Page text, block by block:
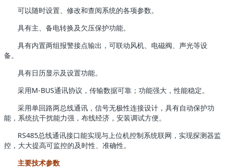
可以随时设置、修改和查阅系统的各项参数。
具有主、备电转换及欠压保护功能。
具有内置两组报警接点输出，可联动风机、电磁阀、声光等设
备。
具有日历显示及设置功能。
采用M-BUS通讯协议，传输数据可靠；功能强大，性能稳定。
采用单回路两总线通讯，信号无极性连接设计，具有自动保护功
能，系统抗干扰能力强，布线经济，安装调试方便。
RS485总线通讯接口能实现与上位机控制系统联网，实现探测器监
控，大大提高可监控的及时性、准确性。
主要技术参数